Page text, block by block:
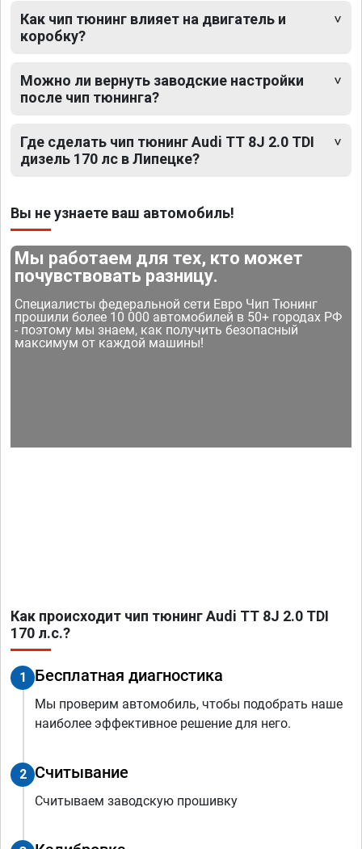
Как чип тюнинг влияет на двигатель и
коробку?
Можно ли вернуть заводские настройки
после чип тюнинга?
Где сделать чип тюнинг Audi TT 8J 2.0 TDI
дизель 170 лс в Липецке?
Вы не узнаете ваш автомобиль!
Мы работаем для тех, кто может
почувствовать разницу.
Специалисты федеральной сети Евро Чип Тюнинг
прошили более 10 000 автомобилей в 50+ городах РФ
- поэтому мы знаем, как получить безопасный
максимум от каждой машины!
Как происходит чип тюнинг Audi TT 8J 2.0 TDI
170 л.с.?
1 Бесплатная диагностика
Мы проверим автомобиль, чтобы подобрать наше
наиболее эффективное решение для него.
2 Считывание
Считываем заводскую прошивку